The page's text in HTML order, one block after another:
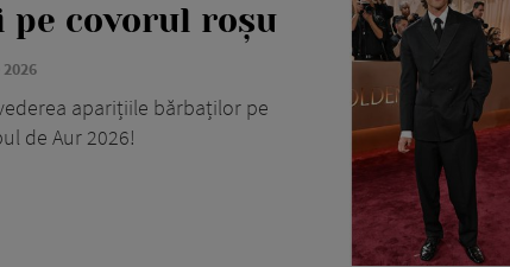
covorul roșu
aparițiile bărbaților pe
de Aur 2026!